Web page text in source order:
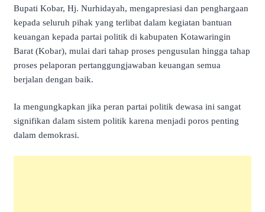
Bupati Kobar, Hj. Nurhidayah, mengapresiasi dan penghargaan
kepada seluruh pihak yang terlibat dalam kegiatan bantuan
keuangan kepada partai politik di kabupaten Kotawaringin
Barat (Kobar), mulai dari tahap proses pengusulan hingga tahap
proses pelaporan pertanggungjawaban keuangan semua
berjalan dengan baik.
Ia mengungkapkan jika peran partai politik dewasa ini sangat
signifikan dalam sistem politik karena menjadi poros penting
dalam demokrasi.